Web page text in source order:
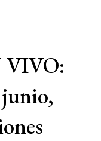
VIVO: